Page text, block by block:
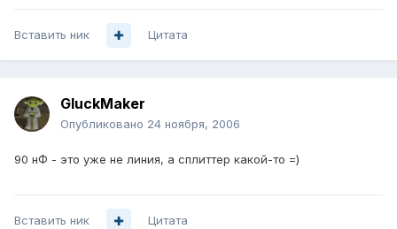
Вставить ник Цитата
GluckMaker
Опубликовано 24 ноября, 2006
90 нФ - это уже не линия, а сплиттер какой-то =)
Вставить ник Цитата